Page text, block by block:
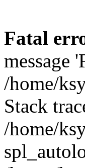
Fatal
message
/home/
Stack
/home/